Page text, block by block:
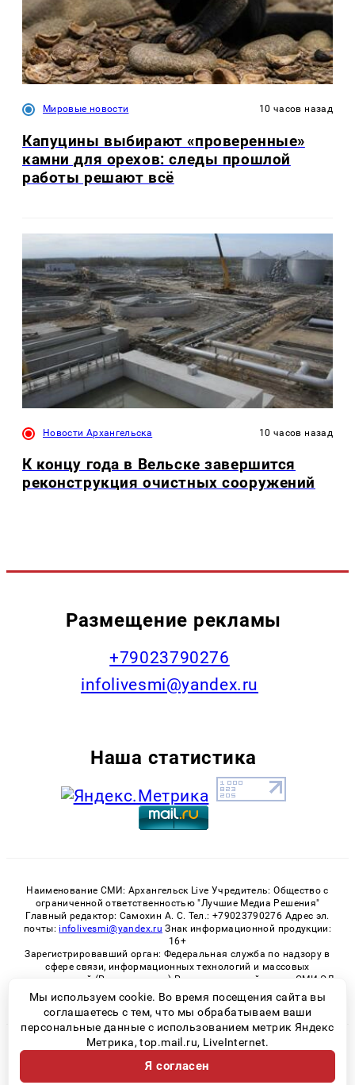
Мировые новости 10 часов назад
Капуцины выбирают «проверенные»
камни для орехов: следы прошлой
работы решают всё
Новости Архангельска 10 часов назад
К концу года в Вельске завершится
реконструкция очистных сооружений
Размещение рекламы
+79023790276
infolivesmi@yandex.ru
Наша статистика
Наименование СМИ: Архангельск Live Учредитель: Общество с
ограниченной ответственностью "Лучшие Медиа Решения"
Главный редактор: Самохин А. С. Тел.: +79023790276 Адрес эл.
почты: infolivesmi@yandex.ru Знак информационной продукции:
16+
Зарегистрировавший орган: Федеральная служба по надзору в
сфере связи, информационных технологий и массовых
коммуникаций (Роскомнадзор) Регистрационный номер СМИ ЭЛ
№ ФС 77 - 82533 от 21.01.2022
© 2026 «Архангельск Live» | Все права защищены
Возрастная категория сайта 16+
Мы используем cookie. Во время посещения сайта вы
соглашаетесь с тем, что мы обрабатываем ваши
персональные данные с использованием метрик Яндекс
Метрика, top.mail.ru, LiveInternet.
Я согласен